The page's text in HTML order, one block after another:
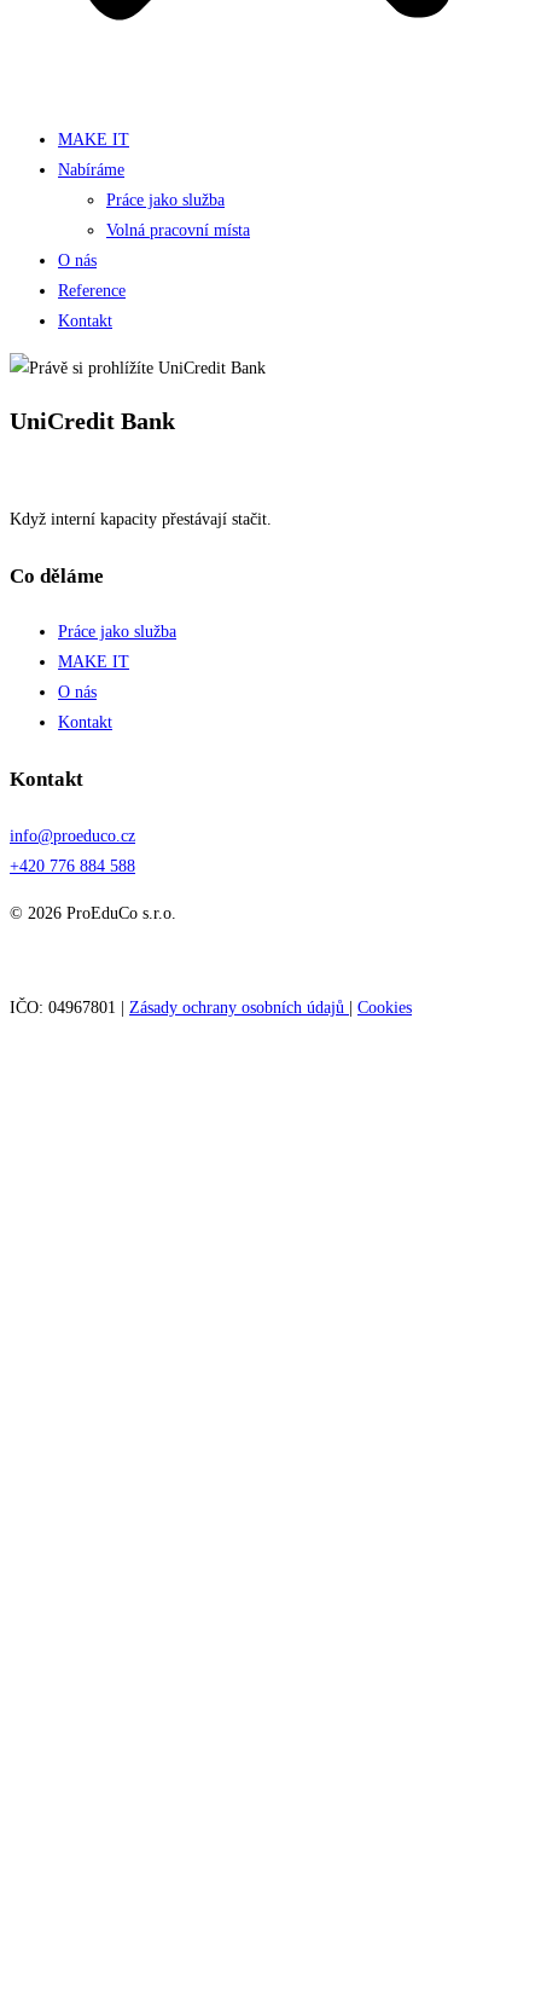
MAKE IT
Nabíráme
Práce jako služba
Volná pracovní místa
O nás
Reference
Kontakt
UniCredit Bank
Když interní kapacity přestávají stačit.
Co děláme
Práce jako služba
MAKE IT
O nás
Kontakt
Kontakt
info@proeduco.cz
+420 776 884 588
© 2026 ProEduCo s.r.o.
IČO: 04967801 | Zásady ochrany osobních údajů | Cookies